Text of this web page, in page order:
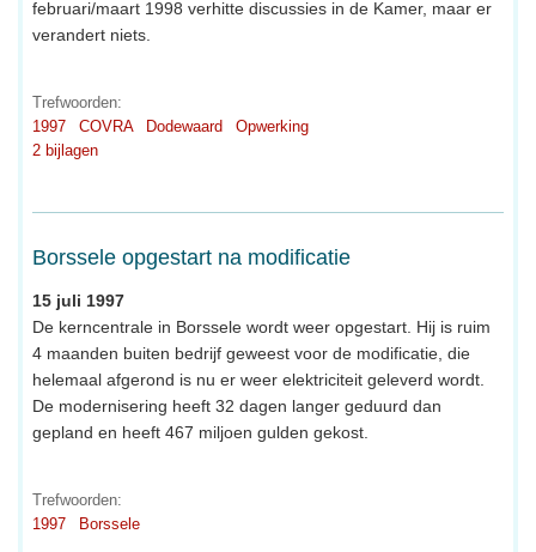
februari/maart 1998 verhitte discussies in de Kamer, maar er
verandert niets.
Trefwoorden:
1997
COVRA Dodewaard
Opwerking
2 bijlagen
Borssele opgestart na modificatie
15 juli 1997
De kerncentrale in Borssele wordt weer opgestart. Hij is ruim
4 maanden buiten bedrijf geweest voor de modificatie, die
helemaal afgerond is nu er weer elektriciteit geleverd wordt.
De modernisering heeft 32 dagen langer geduurd dan
gepland en heeft 467 miljoen gulden gekost.
Trefwoorden:
1997
Borssele